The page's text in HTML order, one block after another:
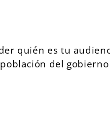
quién es tu
del